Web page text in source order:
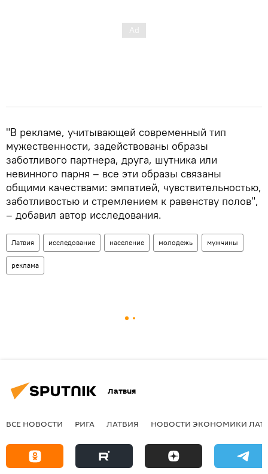
"В рекламе, учитывающей современный тип
мужественности, задействованы образы
заботливого партнера, друга, шутника или
невинного парня – все эти образы связаны
общими качествами: эмпатией, чувствительностью,
заботливостью и стремлением к равенству полов",
– добавил автор исследования.
Латвия исследование население молодежь мужчины
реклама
Латвия
ВСЕ НОВОСТИ РИГА ЛАТВИЯ НОВОСТИ ЭКОНОМИКИ